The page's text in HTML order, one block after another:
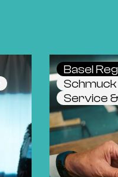
Basel
Service